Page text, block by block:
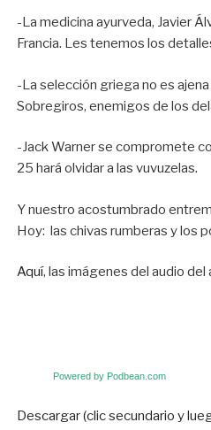
-La medicina ayurveda, Javier
Francia. Les tenemos los
-La selección griega no es ajena
Sobregiros, enemigos de los
-Jack Warner se compromete
25 hará olvidar a las vuvuzelas.
Y nuestro acostumbrado
Hoy: las chivas rumberas y los
Aquí, las imágenes del audio del
Powered by Podbean.com
Descargar (clic secundario y